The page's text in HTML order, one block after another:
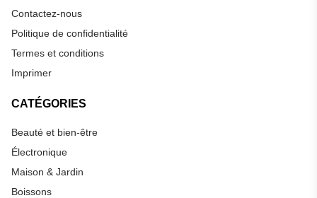
Contactez-nous
Politique de confidentialité
Termes et conditions
Imprimer
CATÉGORIES
Beauté et bien-être
Électronique
Maison & Jardin
Boissons